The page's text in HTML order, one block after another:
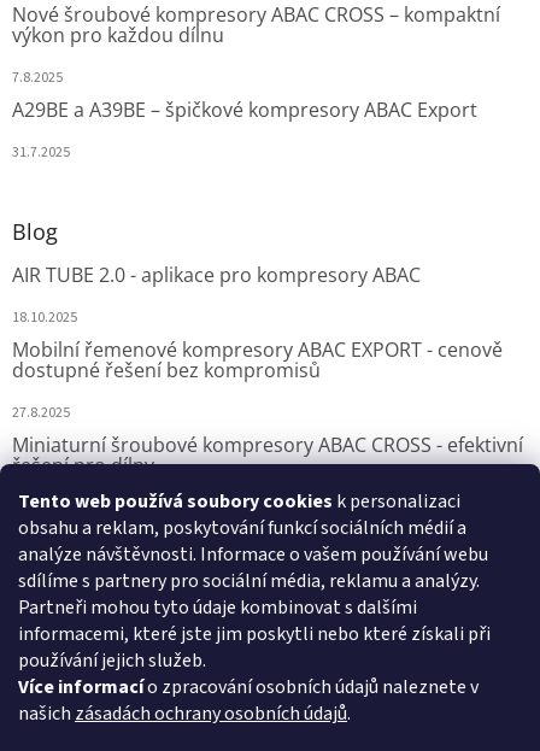
Tento web používá soubory cookies k personalizaci
obsahu a reklam, poskytování funkcí sociálních médií a
analýze návštěvnosti. Informace o vašem používání webu
sdílíme s partnery pro sociální média, reklamu a analýzy.
Partneři mohou tyto údaje kombinovat s dalšími
informacemi, které jste jim poskytli nebo které získali při
používání jejich služeb.
Více informacío zpracování osobních údajů naleznete v
našich zásadách ochrany osobních údajů.
Nové šroubové kompresory ABAC CROSS – kompaktní
výkon pro každou dílnu
7.8.2025
A29BE a A39BE – špičkové kompresory ABAC Export
31.7.2025
Blog
AIR TUBE 2.0 - aplikace pro kompresory ABAC
18.10.2025
Mobilní řemenové kompresory ABAC EXPORT - cenově
dostupné řešení bez kompromisů
27.8.2025
Miniaturní šroubové kompresory ABAC CROSS - efektivní
řešení pro dílny
7.8.2025
Přijímáme online platby